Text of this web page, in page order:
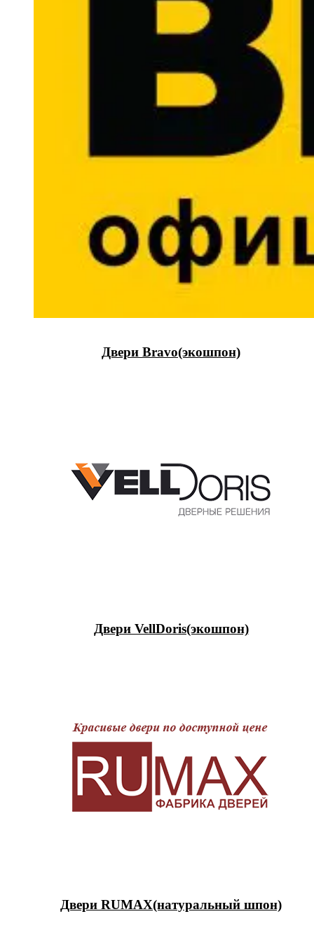
Двери Bravo(экошпон)
Двери VellDoris(экошпон)
Двери RUMAX(натуральный шпон)